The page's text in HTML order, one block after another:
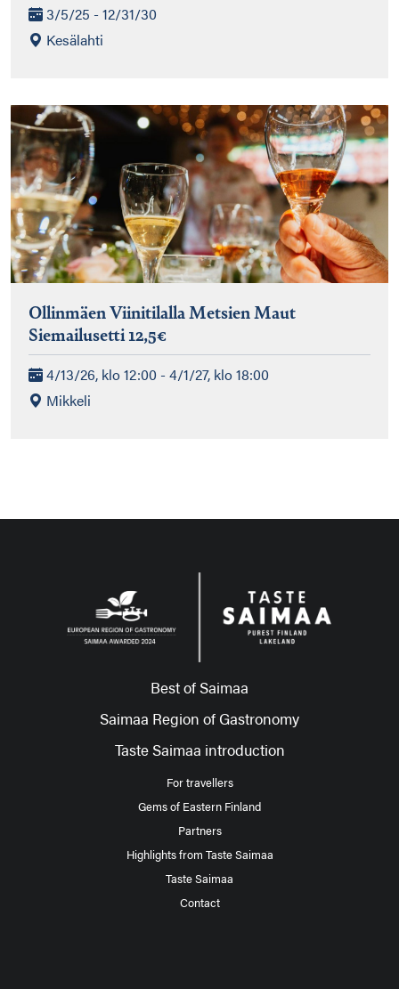
3/5/25 - 12/31/30
Kesälahti
Ollinmäen Viinitilalla Metsien Maut
Siemailusetti 12,5€
4/13/26, klo 12:00 - 4/1/27, klo 18:00
Mikkeli
Best of Saimaa
Saimaa Region of Gastronomy
Taste Saimaa introduction
For travellers
Gems of Eastern Finland
Partners
Highlights from Taste Saimaa
Taste Saimaa
Contact